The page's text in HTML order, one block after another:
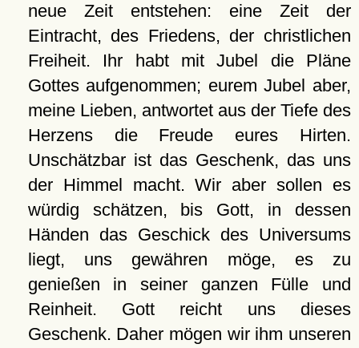
neue Zeit entstehen: eine Zeit der
Eintracht, des Friedens, der christlichen
Freiheit. Ihr habt mit Jubel die Pläne
Gottes aufgenommen; eurem Jubel aber,
meine Lieben, antwortet aus der Tiefe des
Herzens die Freude eures Hirten.
Unschätzbar ist das Geschenk, das uns
der Himmel macht. Wir aber sollen es
würdig schätzen, bis Gott, in dessen
Händen das Geschick des Universums
liegt, uns gewähren möge, es zu
genießen in seiner ganzen Fülle und
Reinheit. Gott reicht uns dieses
Geschenk. Daher mögen wir ihm unseren